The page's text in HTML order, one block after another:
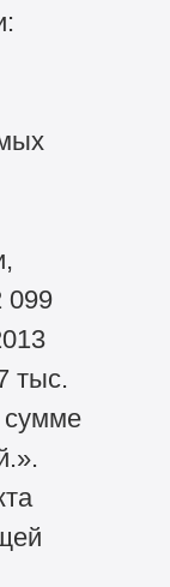
099
тыс.
сумме